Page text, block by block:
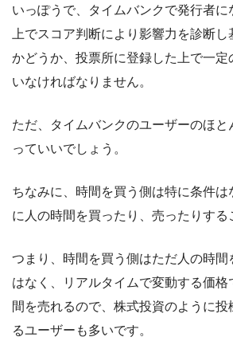
いっぽうで、タイムバンクで発行者に
上でスコア判断により影響力を診断
かどうか、投票所に登録した上で一定
いなければなりません。
ただ、タイムバンクのユーザーのほ
っていいでしょう。
ちなみに、時間を買う側は特に条件は
に人の時間を買ったり、売ったりする
つまり、時間を買う側はただ人の時間
はなく、リアルタイムで変動する価
間を売れるので、株式投資のように
るユーザーも多いです。